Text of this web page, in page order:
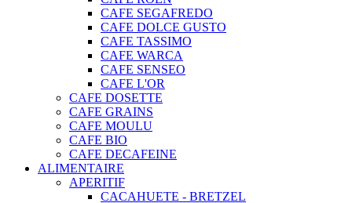
CAFE SEGAFREDO
CAFE DOLCE GUSTO
CAFE TASSIMO
CAFE WARCA
CAFE SENSEO
CAFE L'OR
CAFE DOSETTE
CAFE GRAINS
CAFE MOULU
CAFE BIO
CAFE DECAFEINE
ALIMENTAIRE
APERITIF
CACAHUETE - BRETZEL